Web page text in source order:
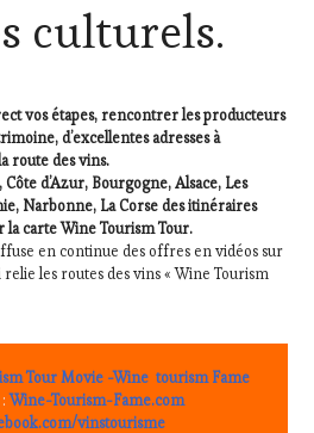
culturels.
vos étapes, rencontrer les producteurs
d’excellentes adresses à
route des vins.
d’Azur, Bourgogne, Alsace, Les
Narbonne, La Corse des itinéraires
la carte Wine Tourism Tour.
en continue des offres en vidéos sur
les routes des vins « Wine Tourism
Tour Movie -Wine tourism Fame
:Wine-Tourism-Fame.com
vinstourisme